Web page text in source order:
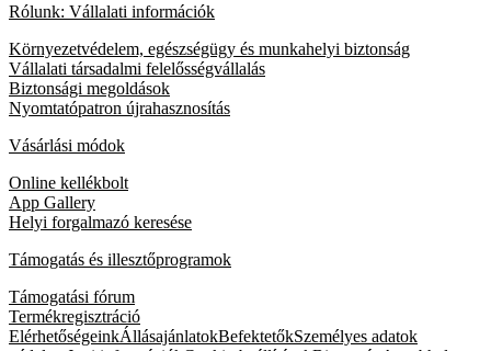
Rólunk: Vállalati információk
Környezetvédelem, egészségügy és munkahelyi biztonság
Vállalati társadalmi felelősségvállalás
Biztonsági megoldások
Nyomtatópatron újrahasznosítás
Vásárlási módok
Online kellékbolt
App Gallery
Helyi forgalmazó keresése
Támogatás és illesztőprogramok
Támogatási fórum
Termékregisztráció
ElérhetőségeinkÁllásajánlatokBefektetőkSzemélyes adatok